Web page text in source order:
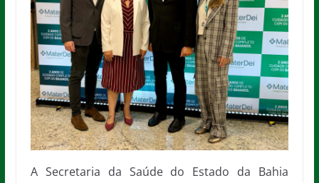
A Secretaria da Saúde do Estado da Bahia